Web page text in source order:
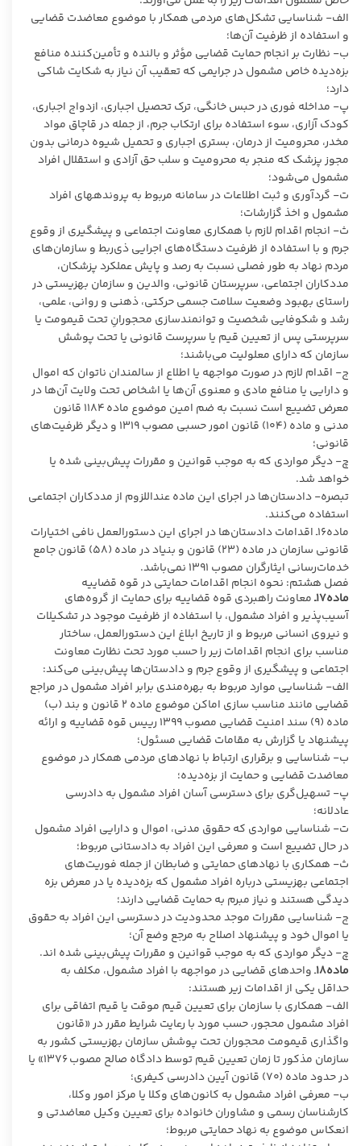
الف- شناسایی تشکل‌های مردمی همکار با موضوع معاضدت قضایی
و استفاده از ظرفیت آن‌ها؛
ب- نظارت بر انجام حمایت قضایی مؤثر و بالنده و تأمین‌کننده منافع
بزه‌دیده خاص مشمول در جرایمی که تعقیب آن نیاز به شکایت شاکی
دارد؛
پ- مداخله فوری در حبس خانگی، ترک تحصیل اجباری، ازدواج اجباری،
کودک آزاری، سوء استفاده برای ارتکاب جرم، از جمله در قاچاق مواد
مخدر، محرومیت از درمان، بستری اجباری و تحمیل شیوه درمانی بدون
مجوز پزشک که منجر به محرومیت و سلب حق آزادی و استقلال افراد
مشمول می‌شود؛
ت- گردآوری و ثبت اطلاعات در سامانه مربوط به پرونده­های افراد
مشمول و اخذ گزارشات؛
ث- انجام اقدام لازم‌ با همکاری معاونت اجتماعی و پیشگیری از وقوع
جرم و با استفاده از ظرفیت دستگاه‌های اجرایی ذی‌ربط و سازمان‌های
مردم نهاد به طور فصلی نسبت به رصد و پایش عملکرد پزشکان،
مددکاران اجتماعی، سرپرستان قانونی، والدین و سازمان بهزیستی در
راستای بهبود وضعیت سلامت جسمی حرکتی، ذهنی و روانی، علمی،
رشد و شکوفایی شخصیت و توانمندسازی محجورانِ تحت قیمومت یا
سرپرستی پس از تعیین قیم یا سرپرست قانونی یا تحت پوشش
سازمان که دارای معلولیت می‌باشند؛
ج- اقدام لازم در صورت مواجهه یا اطلاع از سالمندان ناتوان که اموال
و دارایی یا منافع مادی و معنوی آن‌ها یا اشخاص تحت ولایت آن‌ها در
معرض تضییع است نسبت به ضم امین موضوع ماده ۱۱۸۴ قانون
مدنی و ماده (۱۰۴) قانون امور حسبی مصوب ۱۳۱۹ و دیگر ظرفیت‌های
قانونی؛
چ- دیگر مواردی که به موجب قوانین و مقررات پیش‌بینی شده یا
خواهد شد.
تبصره- دادستان‌ها در اجرای این ماده عنداللزوم از مددکاران اجتماعی
استفاده می‌کنند.
ماده۱۶ـ اقدامات دادستان‌ها در اجرای این دستورالعمل نافی اختیارات
قانونی سازمان در ماده (۲۳) قانون و بنیاد در ماده (۵۸) قانون جامع
خدمات‌رسانی ایثارگران مصوب ۱۳۹۱ نمی‌باشد.
فصل هشتم: نحوه انجام اقدامات حمایتی در قوه قضاییه
ماده۱۷ـ
معاونت راهبردی قوه ‌قضاییه برای حمایت از گروه‌های
آسیب‌پذیر و افراد مشمول، با استفاده از ظرفیت موجود در تشکیلات
و نیروی انسانی مربوط و از تاریخ ابلاغ این دستورالعمل، ساختار
مناسب برای انجام اقدامات زیر را حسب مورد تحت نظارت معاونت
اجتماعی و پیشگیری از وقوع جرم و دادستان‌ها پیش‌بینی می‌کند:
الف- شناسایی موارد مربوط به بهره‌مندی برابر افراد مشمول در مراجع
قضایی مانند مناسب ‌سازی اماکن موضوع ماده ۲ قانون و بند (ب)
ماده (۹) سند امنیت قضایی مصوب ۱۳۹۹ رییس قوه قضاییه و ارائه
پیشنهاد یا گزارش به مقامات قضایی مسئول؛
ب- شناسایی و برقراری ارتباط با نهادهای مردمی همکار در موضوع
معاضدت قضایی و حمایت از بزه‌دیده؛
پ- تسهیل‌گری برای دسترسی آسان افراد مشمول به دادرسی
عادلانه؛
ت- شناسایی مواردی که حقوق مدنی، اموال و دارایی افراد مشمول
در حال تضییع است و معرفی این افراد به دادستانی مربوط؛
ث- همکاری با نهادهای حمایتی و ضابطان از جمله فوریت‌های
اجتماعی بهزیستی درباره افراد مشمول که بزه‌دیده یا در معرض بزه
دیدگی هستند و نیاز مبرم به حمایت قضایی دارند؛
ج- شناسایی مقررات موجد محدودیت در دسترسی این افراد به حقوق
یا اموال خود و پیشنهاد اصلاح به مرجع وضع آن؛
چ- دیگر مواردی که به موجب قوانین و مقررات پیش‌بینی شده اند.
ماده۱۸
ـ واحدهای قضایی در مواجهه با افراد مشمول، مکلف به
حداقل یکی از اقدامات زیر هستند:
الف‌- همکاری با سازمان برای تعیین قیم موقت یا قیم اتفاقی برای
افراد مشمول محجور، حسب مورد با رعایت شرایط مقرر در «قانون
واگذاری قیمومت محجوران تحت پوشش سازمان بهزیستی کشور به
سازمان مذکور تا زمان تعیین قیم توسط دادگاه صالح مصوب ۱۳۷۶» یا
در حدود ماده (۷۰) قانون آیین دادرسی کیفری؛
ب- معرفی افراد مشمول به کانون‌های وکلا یا مرکز امور وکلا،
کارشناسان رسمی و مشاوران خانواده برای تعیین وکیل معاضدتی و
انعکاس موضوع به نهاد حمایتی مربوط؛